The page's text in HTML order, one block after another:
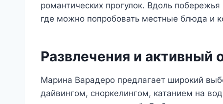
романтических прогулок. Вдоль
где можно попробовать местные блюда и
Развлечения и активный
Марина Варадеро предлагает широкий
дайвингом, сноркелингом, катанием на